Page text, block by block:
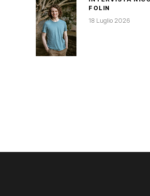
FOLIN
18 Luglio 2026